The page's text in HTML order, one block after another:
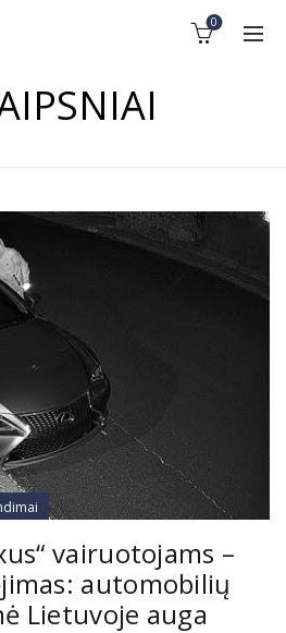
0
vairuotojams –
automobilių
Lietuvoje auga